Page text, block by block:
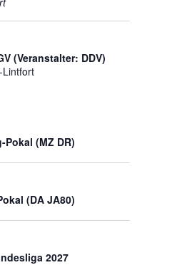
(Veranstalter: DDV)
Pokal (MZ DR)
(DA JA80)
2027